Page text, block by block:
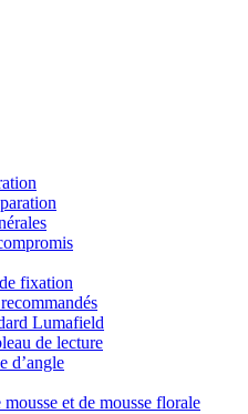
fixation
Lumafield
de lecture
d’angle
et de mousse florale